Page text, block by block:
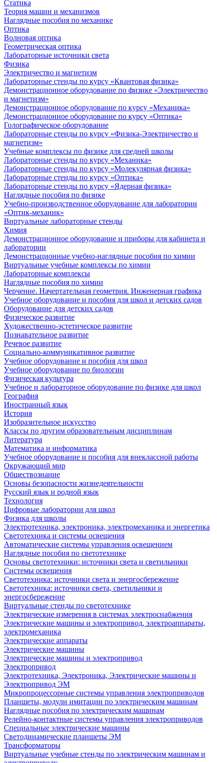
Статика
Теория машин и механизмов
Наглядные пособия по механике
Оптика
Волновая оптика
Геометрическая оптика
Лабораторные источники света
Физика
Электричество и магнетизм
Лабораторные стенды по курсу «Квантовая физика»
Демонстрационное оборудование по физике «Электричество
и магнетизм»
Демонстрационное оборудование по курсу «Механика»
Демонстрационное оборудование по курсу «Оптика»
Голографическое оборудование
Лабораторные стенды по курсу «Физика-Электричество и
магнетизм»
Учебные комплексы по физике для средней школы
Лабораторные стенды по курсу «Механика»
Лабораторные стенды по курсу «Молекулярная физика»
Лабораторные стенды по курсу «Оптика»
Лабораторные стенды по курсу «Ядерная физика»
Наглядные пособия по физике
Учебно-производственное оборудование для лаборатории
«Оптик-механик»
Виртуальные лабораторные стенды
Химия
Демонстрационное оборудование и приборы для кабинета и
лаборатории
Демонстрационные учебно-наглядные пособия по химии
Виртуальные учебные комплексы по химии
Лабораторные комплексы
Наглядные пособия по химии
Черчение. Начертательная геометрия. Инженерная графика
Учебное оборудование и пособия для школ и детских садов
Оборудование для детских садов
Физическое развитие
Художественно-эстетическое развитие
Познавательное развитие
Речевое развитие
Социально-коммуникативное развитие
Учебное оборудование и пособия для школ
Учебное оборудование по биологии
Физическая культура
Учебное и лабораторное оборудование по физике для школ
География
Иностранный язык
История
Изобразительное искусство
Классы по другим образовательным дисциплинам
Литература
Математика и информатика
Учебное оборудование и пособия для внеклассной работы
Окружающий мир
Обществознание
Основы безопасности жизнедеятельности
Русский язык и родной язык
Технология
Цифровые лаборатории для школ
Физика для школы
Электротехника, электроника, электромеханика и энергетика
Светотехника и системы освещения
Автоматические системы управления освещением
Наглядные пособия по светотехнике
Основы светотехники: источники света и светильники
Системы освещения
Светотехника: источники света и энергосбережение
Светотехника: источники света, светильники и
энергосбережение
Виртуальные стенды по светотехнике
Электрические измерения в системах электроснабжения
Электрические машины и электропривод, электроаппараты,
электромеханика
Электрические аппараты
Электрические машины
Электрические машины и электропривод
Электропривод
Электротехника, Электроника, Электрические машины и
Электропривод ЭМ
Микропроцессорные системы управления электроприводов
Планшеты, модули имитации по электрическим машинам
Наглядные пособия по электрическим машинам
Релейно-контактные системы управления электроприводов
Специальные электрические машины
Светодинамические планшеты ЭМ
Трансформаторы
Виртуальные учебные стенды по электрическим машинам и